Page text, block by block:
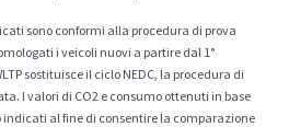
sono conformi alla procedura di prova
i veicoli nuovi a partire dal 1°
sostituisce il ciclo NEDC, la procedura di
I valori di CO2 e consumo ottenuti in base
al fine di consentire la comparazione